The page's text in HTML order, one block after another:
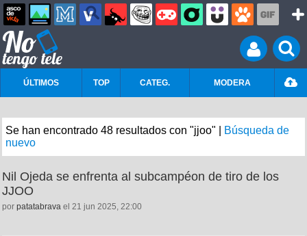
ÚLTIMOS TOP CATEG. MODERA
Se han encontrado 48 resultados con "jjoo" |
Búsqueda de
nuevo
Nil Ojeda se enfrenta al subcampéon de tiro de los
JJOO
por patatabrava el 21 jun 2025, 22:00